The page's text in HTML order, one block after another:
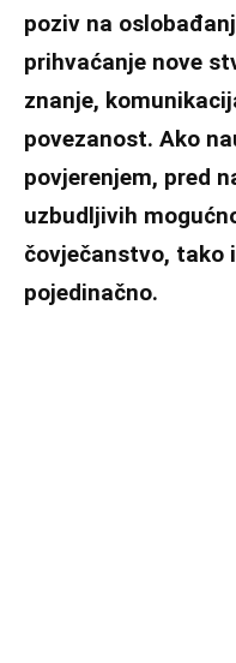
poziv na
prihvaćanje nove
znanje,
povezanost. Ako
povjerenjem, pred
uzbudljivih
čovječanstvo, tako
pojedinačno.